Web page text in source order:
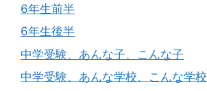
6年生前半
6年生後半
中学受験、あんな子、こんな子
中学受験、あんな学校、こんな学校